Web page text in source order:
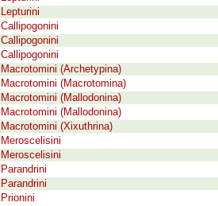
Lepturini
Callipogonini
Callipogonini
Callipogonini
Macrotomini (Archetypina)
Macrotomini (Macrotomina)
Macrotomini (Mallodonina)
Macrotomini (Mallodonina)
Macrotomini (Xixuthrina)
Meroscelisini
Meroscelisini
Parandrini
Parandrini
Prionini